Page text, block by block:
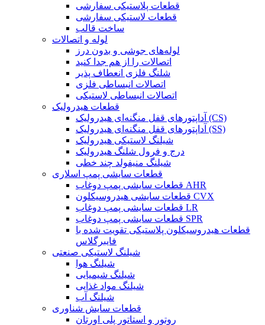
قطعات پلاستیکی سفارشی
قطعات لاستیکی سفارشی
ساخت قالب
لوله و اتصالات
لوله‌های جوشی و بدون درز
اتصالات را از هم جدا کنید
شلنگ فلزی انعطاف پذیر
اتصالات انبساطی فلزی
اتصالات انبساطی لاستیکی
قطعات هیدرولیک
آداپتورهای قفل منگنه‌ای هیدرولیک (CS)
آداپتورهای قفل منگنه‌ای هیدرولیک (SS)
شیلنگ لاستیکی هیدرولیک
درج و فرول شلنگ هیدرولیک
شیلنگ منیفولد چند خطی
قطعات سایشی پمپ اسلاری
قطعات سایشی پمپ دوغاب AHR
قطعات سایشی هیدروسیکلون CVX
قطعات سایشی پمپ دوغاب LR
قطعات سایشی پمپ دوغاب SPR
قطعات هیدروسیکلون پلاستیکی تقویت شده با
فایبرگلاس
شیلنگ لاستیکی صنعتی
شیلنگ هوا
شیلنگ شیمیایی
شیلنگ مواد غذایی
شیلنگ آب
قطعات سایش شناوری
روتور و استاتور پلی اورتان